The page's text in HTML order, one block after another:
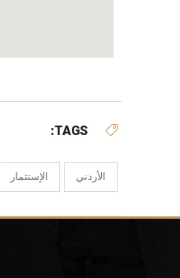
TAGS:
الأردني الإستثمار